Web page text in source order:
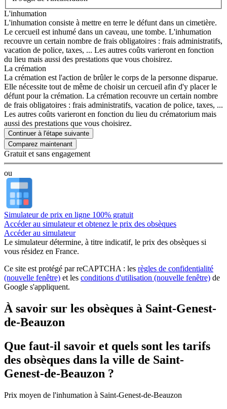
L'inhumation
L'inhumation consiste à mettre en terre le défunt dans un cimetière.
Le cercueil est inhumé dans un caveau, une tombe. L'inhumation
recouvre un certain nombre de frais obligatoires : frais administratifs,
vacation de police, taxes, ... Les autres coûts varieront en fonction
du lieu mais aussi des prestations que vous choisirez.
La crémation
La crémation est l'action de brûler le corps de la personne disparue.
Elle nécessite tout de même de choisir un cercueil afin d'y placer le
défunt pour la crémation. La crémation recouvre un certain nombre
de frais obligatoires : frais administratifs, vacation de police, taxes, ...
Les autres coûts varieront en fonction du lieu du crématorium mais
aussi des prestations que vous choisirez.
Continuer à l'étape suivante
Gratuit et sans engagement
ou
Simulateur de prix en ligne 100% gratuit
Accéder au simulateur et obtenez le prix des obsèques
Accéder au simulateur
Le simulateurdétermine, à titre indicatif, le prix des obsèques si
vous résidez en France.
Ce site est protégé par reCAPTCHA : les règles de confidentialité
(nouvelle fenêtre) et les conditions d'utilisation (nouvelle fenêtre) de
Google s'appliquent.
À savoir sur les obsèques à Saint-Genest-
de-Beauzon
Que faut-il savoir et quels sont les tarifs
des obsèques dans la ville de Saint-
Genest-de-Beauzon ?
Prix moyen de l'inhumation à Saint-Genest-de-Beauzon